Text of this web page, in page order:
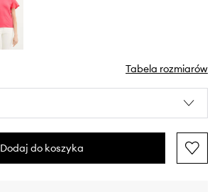
Tabela rozmiarów
Dodaj do koszyka